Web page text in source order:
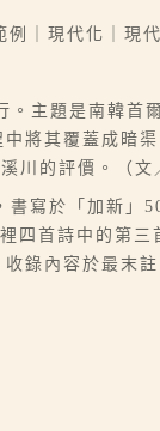
例｜現代化｜現
。主題是南韓首
將其覆蓋成暗
川的評價。（文
寫於「加新」
四首詩中的第
錄內容於最末